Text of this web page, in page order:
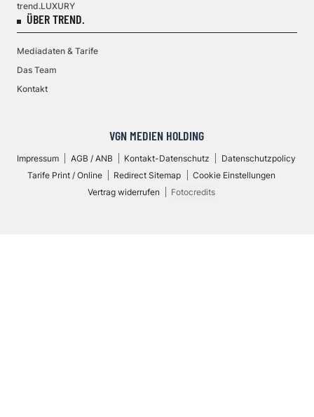
trend.LUXURY
ÜBER TREND.
Mediadaten & Tarife
Das Team
Kontakt
VGN MEDIEN HOLDING
Impressum AGB / ANB Kontakt-Datenschutz
Datenschutzpolicy
Tarife Print / Online
Redirect Sitemap
Cookie Einstellungen
Vertrag widerrufen
Fotocredits